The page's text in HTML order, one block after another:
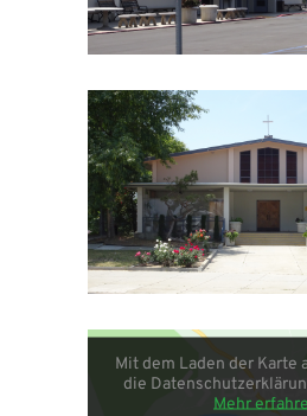
Mit dem Laden der Karte
die
Mehr